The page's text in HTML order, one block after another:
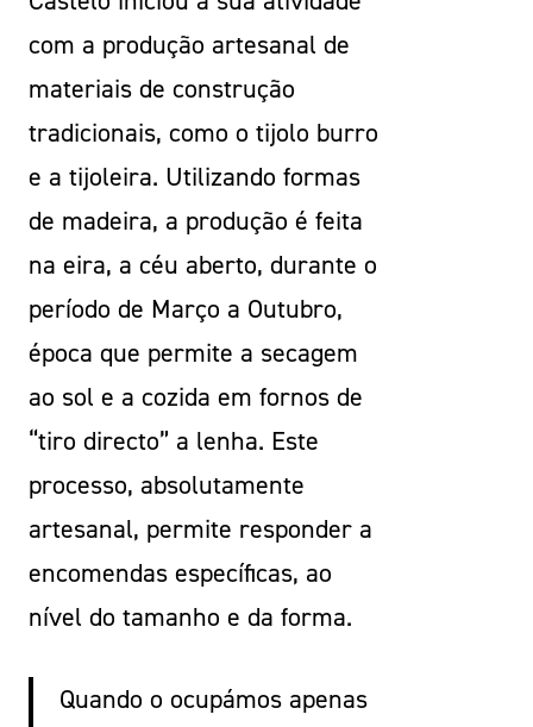
com a produção artesanal de
materiais de construção
tradicionais, como o tijolo burro
e a tijoleira. Utilizando formas
de madeira, a produção é feita
na eira, a céu aberto, durante o
período de Março a Outubro,
época que permite a secagem
ao sol e a cozida em fornos de
“tiro directo” a lenha. Este
processo, absolutamente
artesanal, permite responder a
encomendas específicas, ao
nível do tamanho e da forma.
Quando o ocupámos apenas